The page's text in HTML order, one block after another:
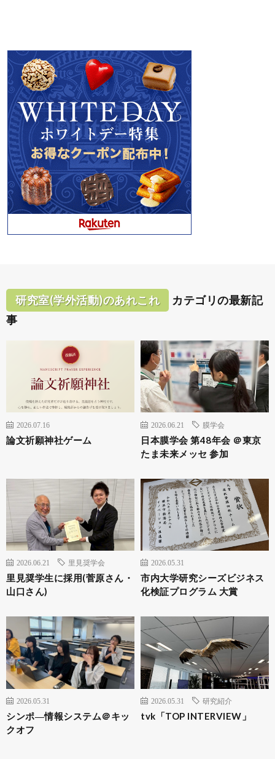
研究室(学外活動)のあれこれ
カテゴリの最新記
事
2026.07.16
論文祈願神社ゲーム
2026.06.21 膜学会
日本膜学会 第48年会 ＠東京
たま未来メッセ 参加
2026.06.21 里見奨学会
里見奨学生に採用(菅原さん・
山口さん)
2026.05.31
市内大学研究シーズビジネス
化検証プログラム 大賞
2026.05.31
シンポ―情報システム＠キッ
クオフ
2026.05.31 研究紹介
tvk「TOP INTERVIEW」